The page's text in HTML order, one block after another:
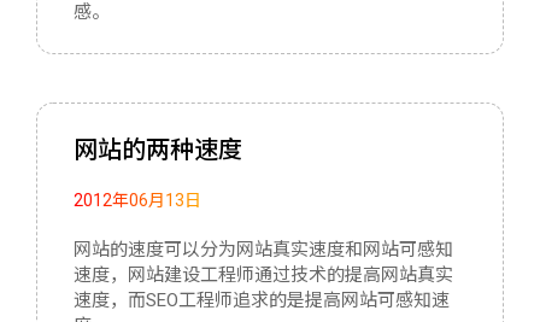
感。
网站的两种速度
2012年06月13日
网站的速度可以分为网站真实速度和网站可感知
速度，网站建设工程师通过技术的提高网站真实
速度，而SEO工程师追求的是提高网站可感知速